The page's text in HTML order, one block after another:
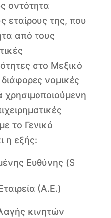
οντότητα
εταίρους της, που
από τους
στο Μεξικό
νομικές
το Γενικό
η εξής:
Ευθύνης (S
(Α.Ε.)
κινητών